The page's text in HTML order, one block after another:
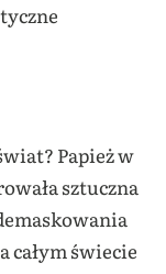
Papież w
sztuczna
całym świecie